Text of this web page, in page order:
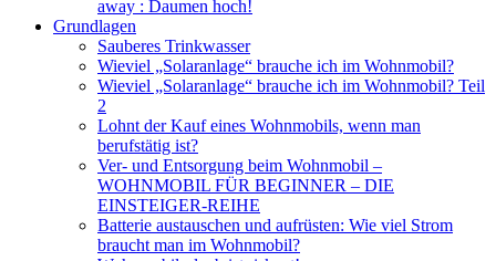
away : Daumen hoch!
Grundlagen
Sauberes Trinkwasser
Wieviel „Solaranlage“ brauche ich im Wohnmobil?
Wieviel „Solaranlage“ brauche ich im Wohnmobil? Teil
2
Lohnt der Kauf eines Wohnmobils, wenn man
berufstätig ist?
Ver- und Entsorgung beim Wohnmobil –
WOHNMOBIL FÜR BEGINNER – DIE
EINSTEIGER-REIHE
Batterie austauschen und aufrüsten: Wie viel Strom
braucht man im Wohnmobil?